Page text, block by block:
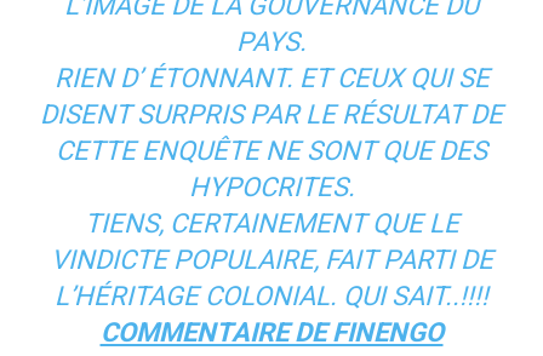
PAYS.
RIEN D’ ÉTONNANT. ET CEUX QUI SE
DISENT SURPRIS PAR LE RÉSULTAT DE
CETTE ENQUÊTE NE SONT QUE DES
HYPOCRITES.
TIENS, CERTAINEMENT QUE LE
VINDICTE POPULAIRE, FAIT PARTI DE
L’HÉRITAGE COLONIAL. QUI SAIT..!!!!
COMMENTAIRE DE FINENGO